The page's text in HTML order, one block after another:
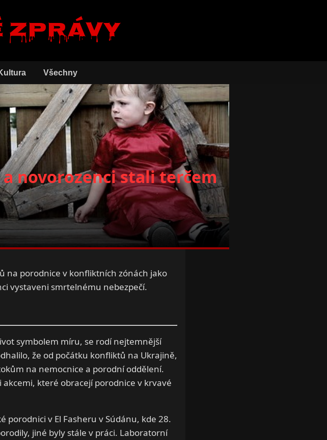
zprávy
Všechny
novorozenci stali terčem
na porodnice v konfliktních zónách jako
vystaveni smrtelnému nebezpečí.
symbolem míru, se rodí nejtemnější
že od počátku konfliktů na Ukrajině,
na nemocnice a porodní oddělení.
které obracejí porodnice v krvavé
porodnici v El Fasheru v Súdánu, kde 28.
jiné byly stále v práci. Laboratorní